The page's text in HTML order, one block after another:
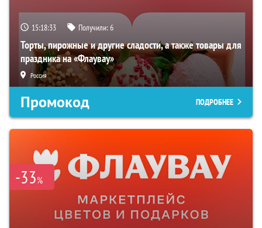
15:18:32 Получили:6
Торты, пирожные и другие сладости, а также товары для
праздника на «Флаувау»
Россия
Промокод ПОДРОБНЕЕ
-33%